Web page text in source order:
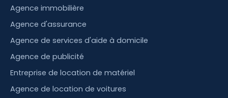
Agence immobilière
Agence d'assurance
Agence de services d'aide à domicile
Agence de publicité
Entreprise de location de matériel
Agence de location de voitures